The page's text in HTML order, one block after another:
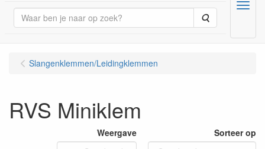
Zoeken
Menu
Slangenklemmen/Leidingklemmen
RVS Miniklem
Weergave Sorteer op